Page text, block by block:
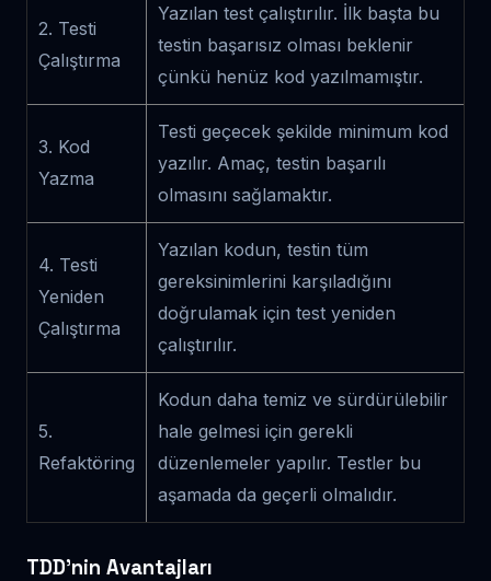
2. Testi
Çalıştırma
Yazılan test çalıştırılır. İlk başta bu
testin başarısız olması beklenir
çünkü henüz kod yazılmamıştır.
3. Kod
Yazma
Testi geçecek şekilde minimum kod
yazılır. Amaç, testin başarılı
olmasını sağlamaktır.
4. Testi
Yeniden
Çalıştırma
Yazılan kodun, testin tüm
gereksinimlerini karşıladığını
doğrulamak için test yeniden
çalıştırılır.
5.
Refaktöring
Kodun daha temiz ve sürdürülebilir
hale gelmesi için gerekli
düzenlemeler yapılır. Testler bu
aşamada da geçerli olmalıdır.
TDD’nin Avantajları